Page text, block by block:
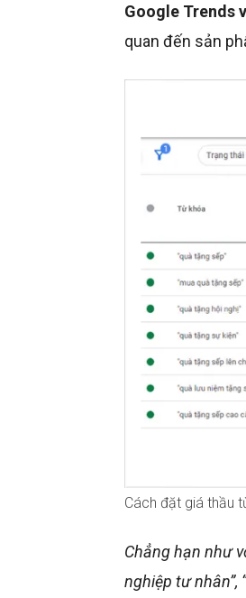
Google Trends
quan đến sản
Cách đặt giá thầu
Chẳng hạn như
nghiệp tư nhân”,